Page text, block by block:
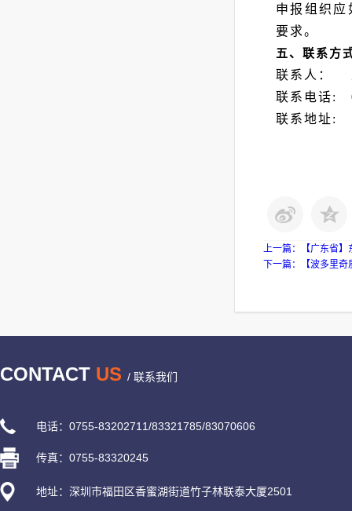
申报组织
要求。
五、联系方
联系人：
联系电话:
联系地址:
上一篇：
【广东省
下一篇：
【波多里
CONTACT US / 联系我们
电话：0755-83202711/83321785/83070606
传真：0755-83320245
地址：深圳市福田区香蜜湖街道竹子林联泰大厦2501